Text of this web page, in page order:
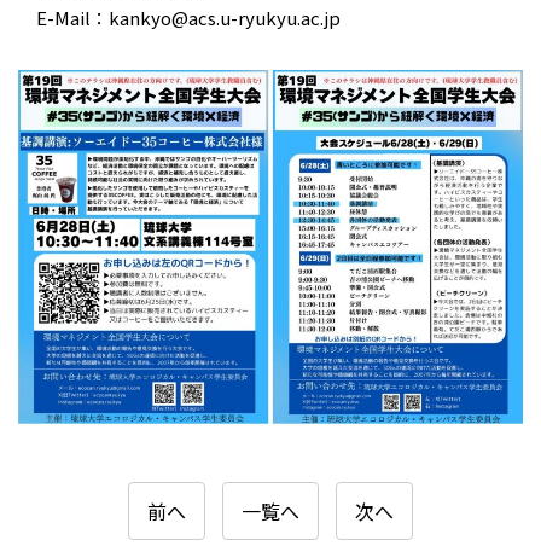
E-Mail：kankyo@acs.u-ryukyu.ac.jp
前へ 一覧へ 次へ